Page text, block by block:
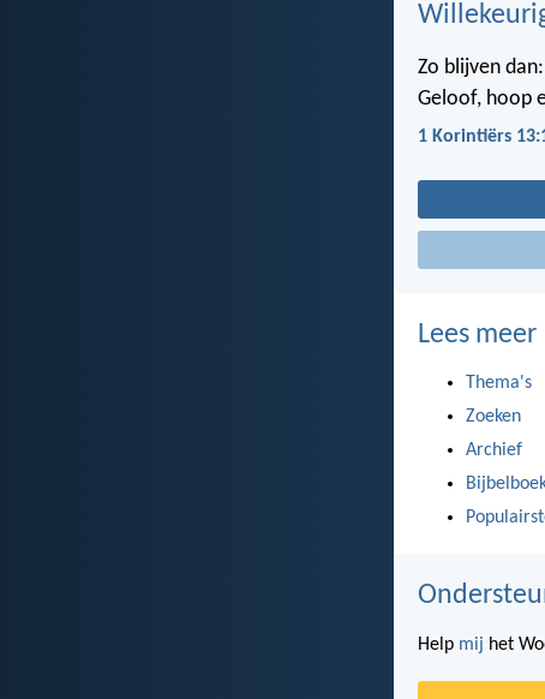
Zo blijven dan:
Geloof, hoop
1 Korintiërs
Lees meer
Thema's
Zoeken
Archief
Help mij het